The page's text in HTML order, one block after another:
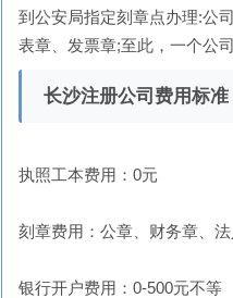
到公安局指定刻章点办理:公
表章、发票章;至此，一个公
长沙注册公司费用标准
执照工本费用：0元
刻章费用：公章、财务章、
银行开户费用：0-500元不等